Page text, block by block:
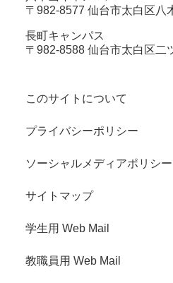
〒982-8577 仙台市太白区八
長町キャンパス
〒982-8588 仙台市太白区二
このサイトについて
プライバシーポリシー
ソーシャルメディアポリシー
サイトマップ
学生用 Web Mail
教職員用 Web Mail